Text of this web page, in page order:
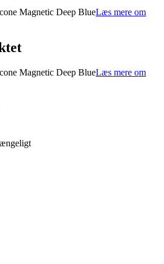
Magnetic Deep BlueLæs mere om
Magnetic Deep BlueLæs mere om